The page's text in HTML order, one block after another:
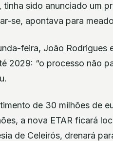
tinha sido anunciado um
se, apontava para
feira, João
2029: “o processo não
de 30 milhões de
a nova ETAR ficará
de Celeirós, drenará